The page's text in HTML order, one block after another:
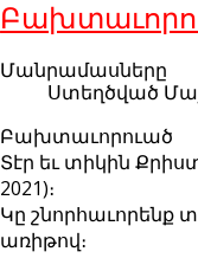
Մանրամասները
Ստեղծված
Բախտաւորուած
Տէր եւ տիկին
2021)։
Կը շնորհաւորենք
առիթով։